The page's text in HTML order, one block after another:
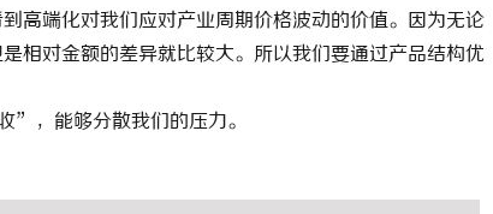
高端化对我们应对产业周期价格波动的价值。因为无论
相对金额的差异就比较大。所以我们要通过产品结构优
”，能够分散我们的压力。